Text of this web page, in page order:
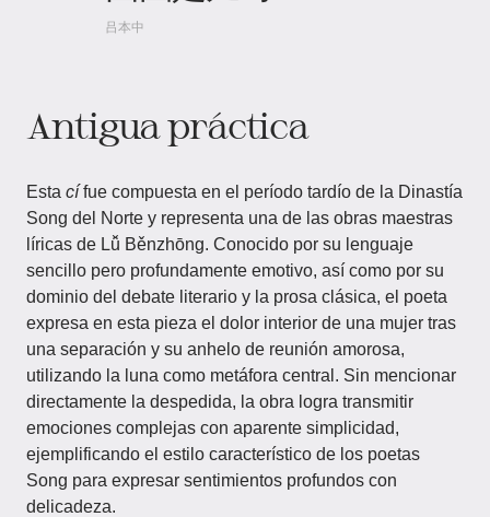
吕本中
Antigua práctica
Esta cífue compuesta en el período tardío de la Dinastía
Song del Norte y representa una de las obras maestras
líricas de Lǚ Běnzhōng. Conocido por su lenguaje
sencillo pero profundamente emotivo, así como por su
dominio del debate literario y la prosa clásica, el poeta
expresa en esta pieza el dolor interior de una mujer tras
una separación y su anhelo de reunión amorosa,
utilizando la luna como metáfora central. Sin mencionar
directamente la despedida, la obra logra transmitir
emociones complejas con aparente simplicidad,
ejemplificando el estilo característico de los poetas
Song para expresar sentimientos profundos con
delicadeza.